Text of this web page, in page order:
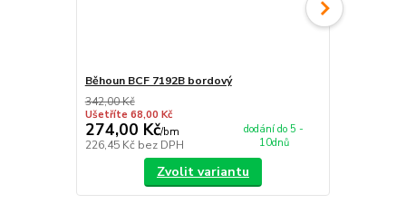
Běhoun BCF 7192B bordový
342,00 Kč
Ušetříte 68,00 Kč
274,00 Kč/bm
226,45 Kč bez DPH
dodání do 5 -
10dnů
Zvolit variantu